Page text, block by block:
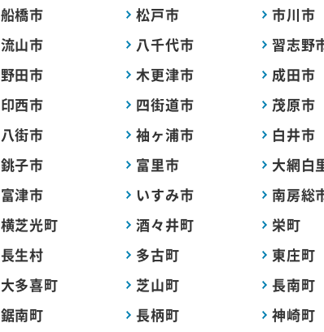
船橋市 松戸市 市川市
流山市 八千代市 習志野
野田市 木更津市 成田市
印西市 四街道市 茂原市
八街市 袖ヶ浦市 白井市
銚子市 富里市 大網白
富津市 いすみ市 南房総
横芝光町 酒々井町 栄町
長生村 多古町 東庄町
大多喜町 芝山町 長南町
鋸南町 長柄町 神崎町